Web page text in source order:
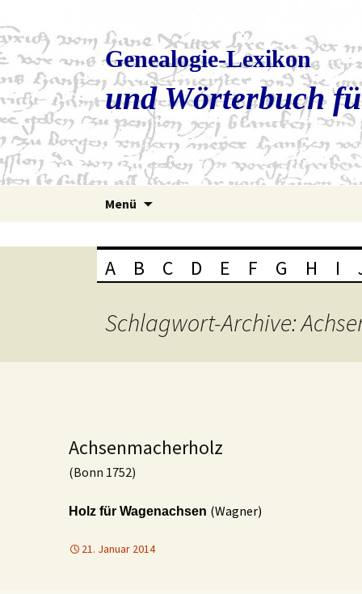
Genealogie-Lexikon
und Wörterbuch
Menü
A B C D E F G H I
Schlagwort-Archive:
Achsenmacherholz
(Bonn 1752)
Holz für Wagenachsen (Wagner)
21. Januar 2014